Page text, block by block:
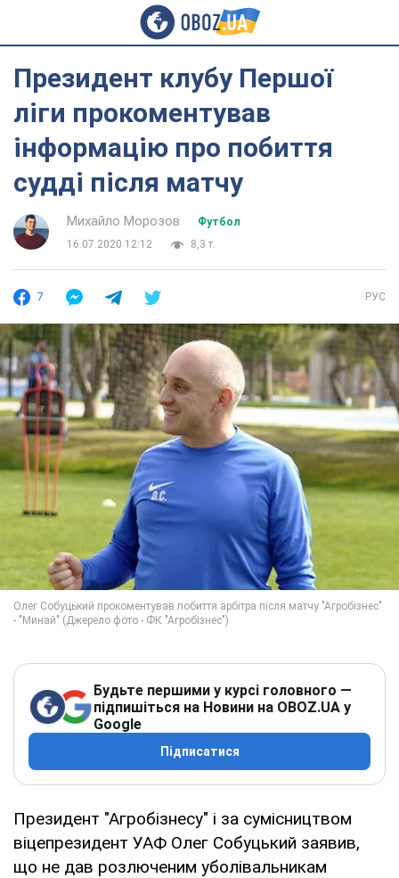
Президент клубу Першої
ліги прокоментував
інформацію про побиття
судді після матчу
Михайло Морозов
Футбол
16.07.2020 12:12
8,3 т.
7 РУС
Будьте першими у курсі головного —
підпишіться на Новини на OBOZ.UA у
Google
Підписатися
Президент "Агробізнесу" і за сумісництвом
віцепрезидент УАФ Олег Собуцький заявив,
що не дав розлюченим уболівальникам